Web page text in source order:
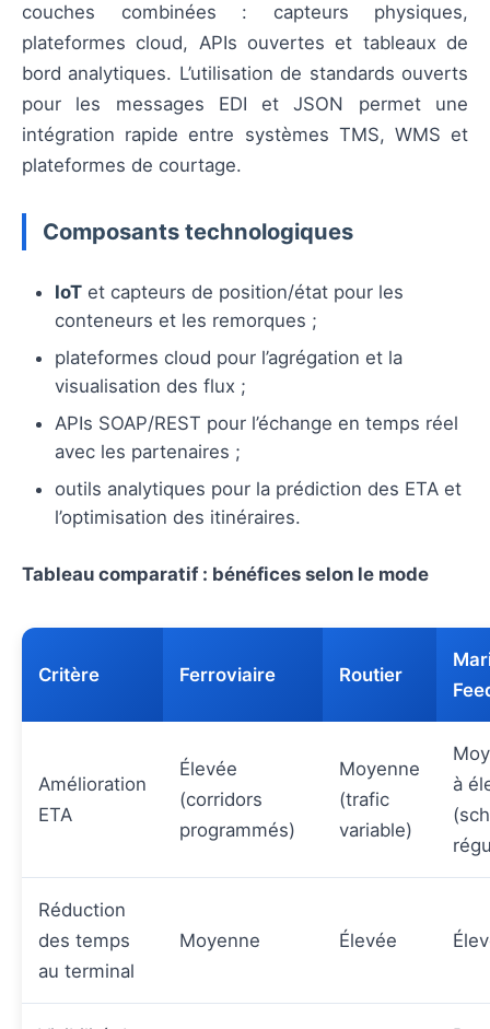
couches combinées : capteurs physiques,
plateformes cloud, APIs ouvertes et tableaux de
bord analytiques. L’utilisation de standards ouverts
pour les messages EDI et JSON permet une
intégration rapide entre systèmes TMS, WMS et
plateformes de courtage.
Composants technologiques
IoT et capteurs de position/état pour les
conteneurs et les remorques ;
plateformes cloud pour l’agrégation et la
visualisation des flux ;
APIs SOAP/REST pour l’échange en temps réel
avec les partenaires ;
outils analytiques pour la prédiction des ETA et
l’optimisation des itinéraires.
Tableau comparatif : bénéfices selon le mode
Critère Ferroviaire Routier
Amélioration
ETA
Élevée
(corridors
programmés)
Moyenne
(trafic
variable)
à
Réduction
des temps
au terminal
Moyenne Élevée